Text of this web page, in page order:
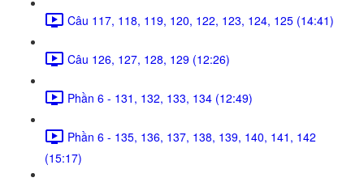
Câu 117, 118, 119, 120, 122, 123, 124, 125 (14:41)
Câu 126, 127, 128, 129 (12:26)
Phần 6 - 131, 132, 133, 134 (12:49)
Phần 6 - 135, 136, 137, 138, 139, 140, 141, 142
(15:17)